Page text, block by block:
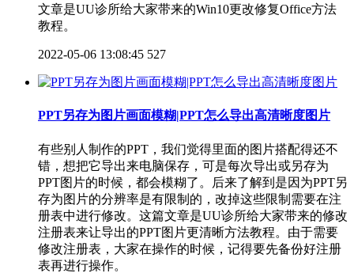
文章是UU诊所给大家带来的Win10更改修复Office方法
教程。
2022-05-06 13:08:45 527
PPT另存为图片画面模糊|PPT怎么导出高清晰度图片
有些别人制作的PPT，我们觉得里面的图片搭配得还不
错，想把它导出来电脑保存，可是每次导出或另存为
PPT图片的时候，都会模糊了。后来了解到是因为PPT另
存为图片的分辨率是有限制的，改掉这些限制需要在注
册表中进行修改。这篇文章是UU诊所给大家带来的修改
注册表来让导出的PPT图片更清晰方法教程。由于需要
修改注册表，大家在操作的时候，记得要先备份好注册
表再进行操作。